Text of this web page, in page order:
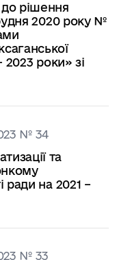
рішення
2020 року №
2023 роки» зі
№ 34
та
ради на 2021 –
№ 33